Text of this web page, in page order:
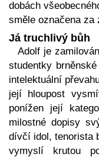
dobách
směle označena za
Já truchlivý bůh
Adolf je
studentky
intelektuální
její hloupost
ponížen její
milostné dopisy
dívčí idol, tenorista
vymyslí krutou